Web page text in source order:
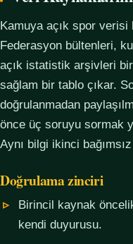
Kamuya açık spor
Federasyon bültenleri,
açık istatistik arşivleri
sağlam bir tablo çıkar.
doğrulanmadan
önce üç soruyu sormak
Aynı bilgi ikinci
Doğrulama zinciri
Birincil kaynak
kendi duyurusu.